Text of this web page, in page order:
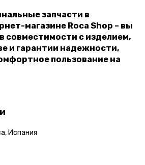
запчасти в
магазине Roca Shop – вы
совместимости с изделием,
и гарантии надежности,
пользование на
Испания